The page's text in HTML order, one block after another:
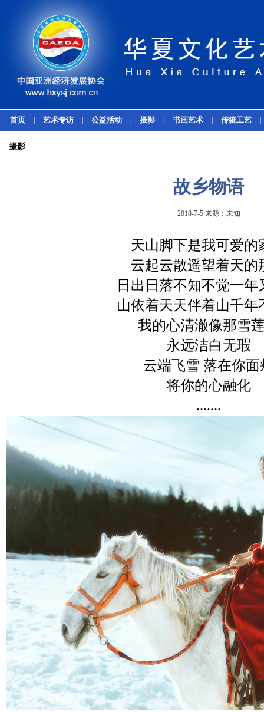
首页 艺术专访 公益活动 摄影 书画艺术 传统工艺
摄影
故乡物语
2018-7-5 来源：未知
天山脚下是我可爱的
云起云散遥望着天的
日出日落不知不觉一年
山依着天天伴着山千年
我的心清澈像那雪
永远洁白无瑕
云端飞雪 落在你面
将你的心融化
.......